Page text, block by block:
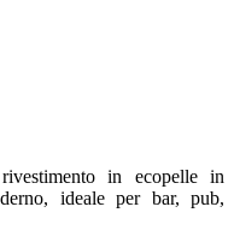
in ecopelle in
ideale per bar, pub,